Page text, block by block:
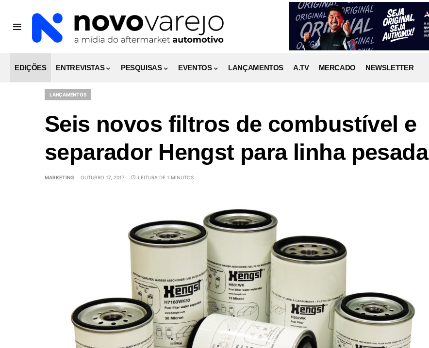
EDIÇÕES ENTREVISTAS PESQUISAS EVENTOS LANÇAMENTOS A.TV MERCADO NEWSLETTER
LANÇAMENTOS
Seis novos filtros de combustível e
separador Hengst para linha pesada
MARKETING OUTUBRO 17, 2017 LEITURA DE 1 MINUTOS